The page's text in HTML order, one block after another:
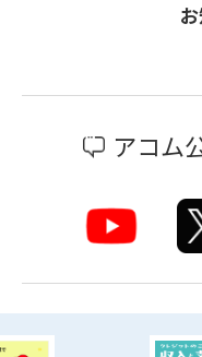
アコム